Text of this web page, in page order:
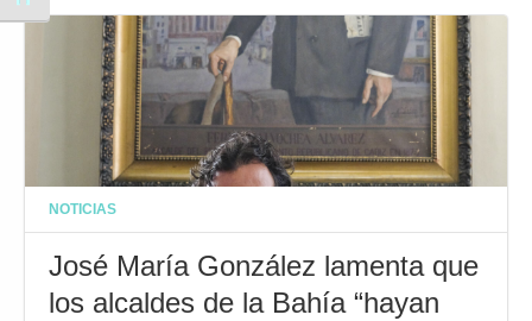
NOTICIAS
José María González lamenta que
los alcaldes de la Bahía “hayan